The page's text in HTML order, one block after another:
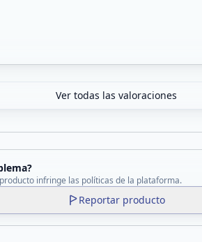
Ver todas las valoraciones
infringe las políticas de la plataforma.
Reportar producto